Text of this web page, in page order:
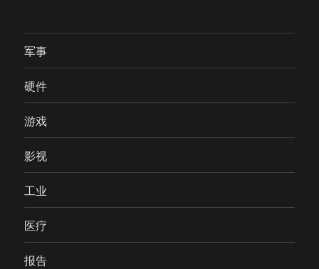
军事
硬件
游戏
影视
工业
医疗
报告